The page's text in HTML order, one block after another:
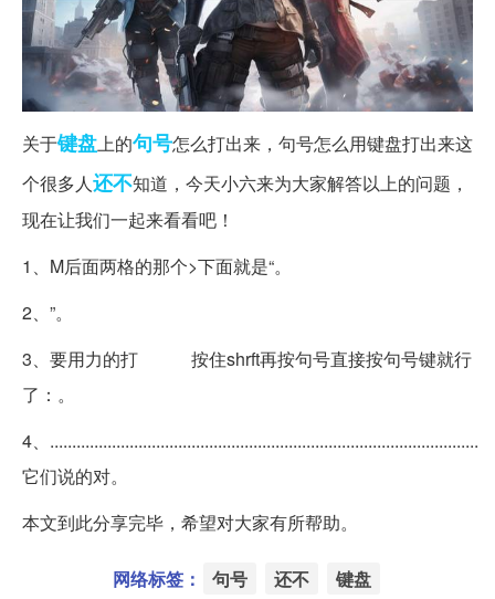
关于键盘上的句号怎么打出来，句号怎么用键盘打出来这
个很多人还不知道，今天小六来为大家解答以上的问题，
现在让我们一起来看看吧！
1、M后面两格的那个>下面就是“。
2、”。
3、要用力的打 按住shrft再按句号直接按句号键就行
了：。
4、.................................................................................................
它们说的对 。
本文到此分享完毕，希望对大家有所帮助。
网络标签： 句号 还不 键盘